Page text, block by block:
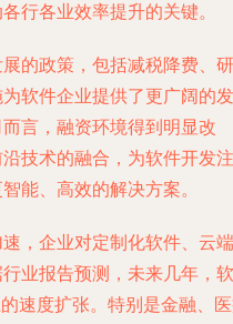
行各业效率提升的关键。
的政策，包括减税降费、研
软件企业提供了更广阔的发
言，融资环境得到明显改
技术的融合，为软件开发注
能、高效的解决方案。
，企业对定制化软件、云端
业报告预测，未来几年，软
速度扩张。特别是金融、